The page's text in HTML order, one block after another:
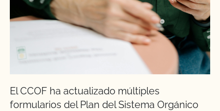
El CCOF ha actualizado múltiples
formularios del Plan del Sistema Orgánico